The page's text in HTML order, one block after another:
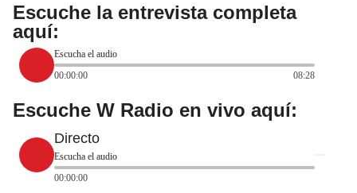
Escuche la entrevista completa
aquí:
Escucha el audio
00:00:00
08:28
Escuche W Radio en vivo aquí:
Directo
Escucha el audio
00:00:00